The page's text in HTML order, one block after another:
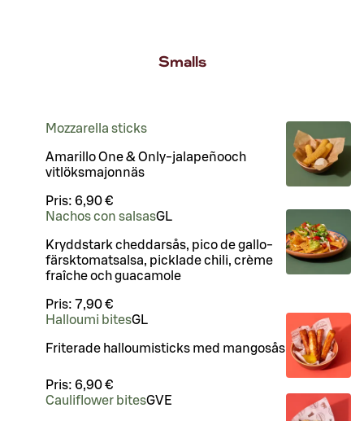
Smalls
Mozzarella sticks
Amarillo One & Only-jalapeñooch
vitlöksmajonnäs
Pris: 6,90 €
Nachos con salsasGL
Kryddstark cheddarsås, pico de gallo-
färsktomatsalsa, picklade chili, crème
fraîche och guacamole
Pris: 7,90 €
Halloumi bitesGL
Friterade halloumisticks med mangosås
Pris: 6,90 €
Cauliflower bitesGVE